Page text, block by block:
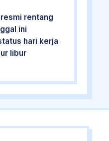
rentang
ini
hari kerja
libur